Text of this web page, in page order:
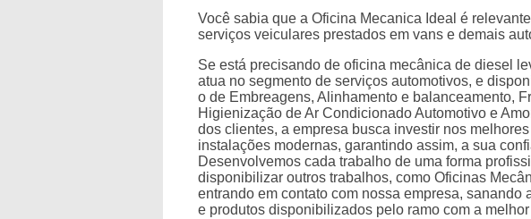
Você sabia que a Oficina Mecanica Ideal é
serviços veiculares prestados em vans e demais
Se está precisando de oficina mecânica de diesel
atua no segmento de serviços automotivos, e
o de Embreagens, Alinhamento e balanceamento,
Higienização de Ar Condicionado Automotivo e
dos clientes, a empresa busca investir nos
instalações modernas, garantindo assim, a sua
Desenvolvemos cada trabalho de uma forma
disponibilizar outros trabalhos, como Oficinas
entrando em contato com nossa empresa,
e produtos disponibilizados pelo ramo com a melhor